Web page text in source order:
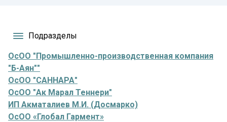
Подразделы
ОсОО "Промышленно-производственная компания
"Б-Аян""
ОсОО "САННАРА"
ОсОО "Ак Марал Теннери"
ИП Акматалиев М.И. (Досмарко)
ОсОО «Глобал Гармент»